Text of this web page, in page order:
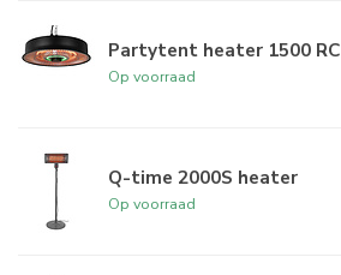
Partytent heater 1500 RC
Op voorraad
Q-time 2000S heater
Op voorraad